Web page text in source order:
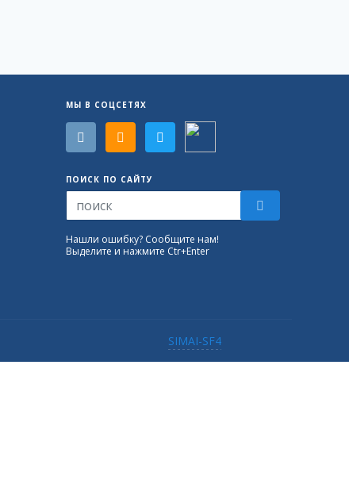
МЫ В СОЦСЕТЯХ
ПОИСК ПО САЙТУ
Нашли ошибку? Сообщите нам!
Выделите и нажмите Ctr+Enter
SIMAI-SF4